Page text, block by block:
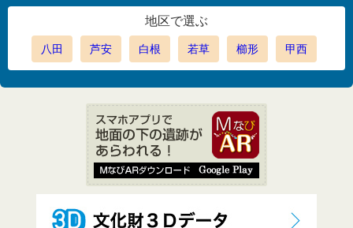
地区で選ぶ
八田 芦安 白根 若草 櫛形 甲西